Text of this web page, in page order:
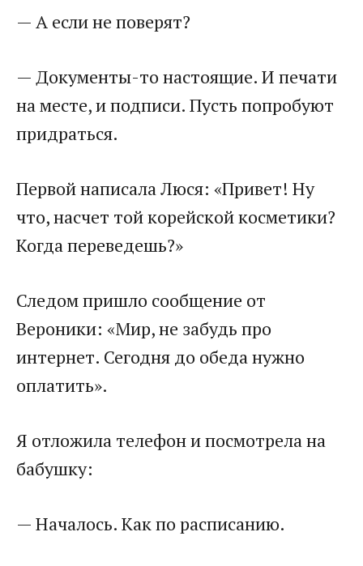
— А если не поверят?
— Документы-то настоящие. И печати
на месте, и подписи. Пусть попробуют
придраться.
Первой написала Люся: «Привет! Ну
что, насчет той корейской косметики?
Когда переведешь?»
Следом пришло сообщение от
Вероники: «Мир, не забудь про
интернет. Сегодня до обеда нужно
оплатить».
Я отложила телефон и посмотрела на
бабушку:
— Началось. Как по расписанию.